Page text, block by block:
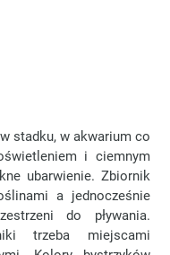
stadku, w akwarium co
i ciemnym
ubarwienie. Zbiornik
a jednocześnie
do pływania.
trzeba miejscami